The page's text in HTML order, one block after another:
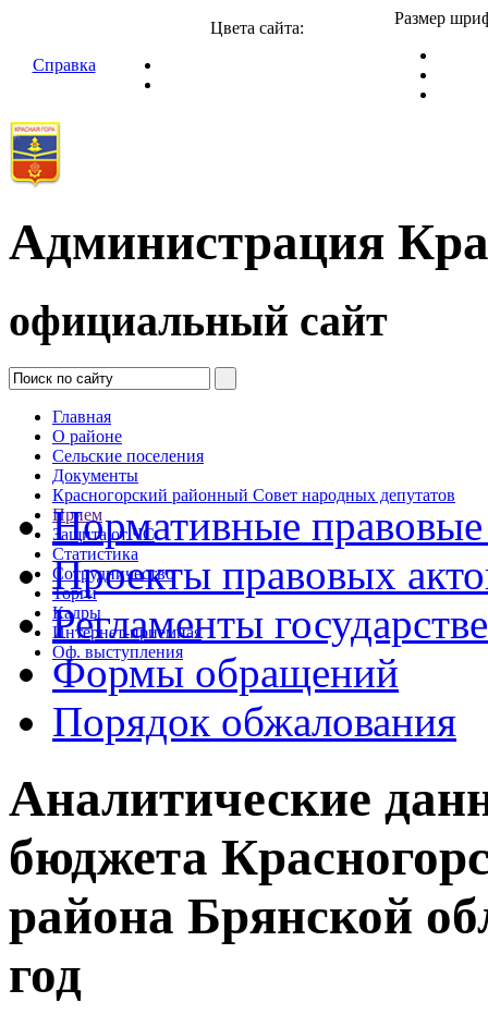
Справка
Цвета сайта:
Размер
Администрация
официальный сайт
Главная
О районе
Сельские поселения
Документы
Красногорский районный Совет народных депутатов
Прием
Защита от ЧС
Статистика
Сотрудничество
Торги
Кадры
Интернет-приемная
Оф. выступления
Нормативные
Проекты правовых
Регламенты
Формы обращений
Порядок обжалования
Аналитические
бюджета
района Брянской
год